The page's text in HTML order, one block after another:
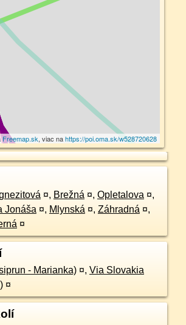
Freemap.sk, viac nahttps://poi.oma.sk/w528720628
¤, Brežná ¤, Opletalova ¤,
Jonáša ¤, Mlynská ¤, Záhradná ¤,
¤
- Marianka) ¤, Via Slovakia
¤